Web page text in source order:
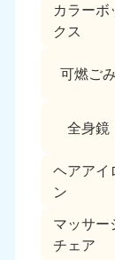
カラーボ
クス
可燃ごみ
全身鏡
ヘアアイ
ン
マッサー
チェア
050-
9:00〜
岩手
9:00〜
050-
9:00〜